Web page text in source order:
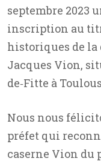
septembre 2023
inscription au
historiques de la
Jacques Vion,
de‐Fitte à
Nous nous
préfet qui
caserne Vion du